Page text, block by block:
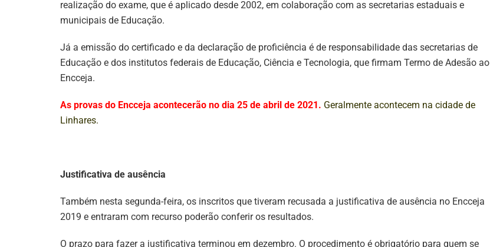
realização do exame, que é aplicado desde 2002, em colaboração com as secretarias estaduais e
municipais de Educação.
Já a emissão do certificado e da declaração de proficiência é de responsabilidade das secretarias de
Educação e dos institutos federais de Educação, Ciência e Tecnologia, que firmam Termo de Adesão ao
Encceja.
As provas do Encceja acontecerão no dia 25 de abril de 2021. Geralmente acontecem na cidade de
Linhares.
Justificativa de ausência
Também nesta segunda-feira, os inscritos que tiveram recusada a justificativa de ausência no Encceja
2019 e entraram com recurso poderão conferir os resultados.
O prazo para fazer a justificativa terminou em dezembro. O procedimento é obrigatório para quem se